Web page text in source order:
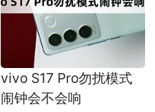
vivo S17 Pro勿扰模式
闹钟会不会响